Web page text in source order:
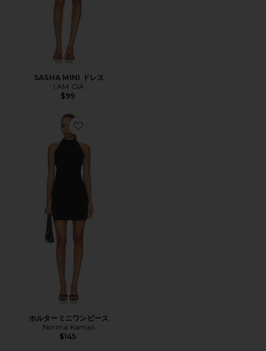
SASHA MINI ドレス
I.AM.GIA
$99
Favorite ホルターミニワンピース
ホルターミニワンピース
Norma Kamali
$145